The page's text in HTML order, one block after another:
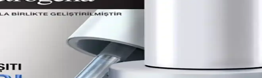
sağlar, pürüzleri azaltır, uzun vadede sağlıklı ve parlak bir görünüm sunar.
Önlemleri ve Tedavi Yöntemleri
cilt ürünleri kullanımı, yanlış uygulama ve cilt tipi yer alır. Doğru bakım ve